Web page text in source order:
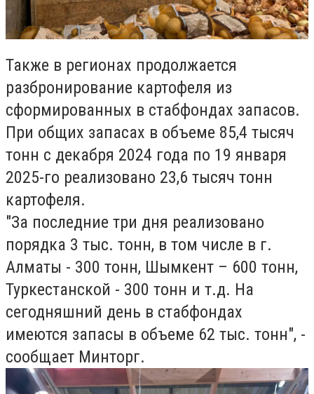
Также в регионах продолжается
разбронирование картофеля из
сформированных в стабфондах запасов.
При общих запасах в объеме 85,4 тысяч
тонн с декабря 2024 года по 19 января
2025-го реализовано 23,6 тысяч тонн
картофеля.
"За последние три дня реализовано
порядка 3 тыс. тонн, в том числе в г.
Алматы - 300 тонн, Шымкент – 600 тонн,
Туркестанской - 300 тонн и т.д. На
сегодняшний день в стабфондах
имеются запасы в объеме 62 тыс. тонн", -
сообщает Минторг.